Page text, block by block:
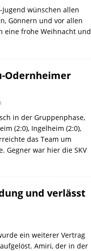
wünschen allen
Gönnern und vor allen
eine frohe Weihnacht und
Odernheimer
in der Gruppenphase,
(2:0), Ingelheim (2:0),
das Team um
Gegner war hier die SKV
und verlässt
ein weiterer Vertrag
Amiri, der in der